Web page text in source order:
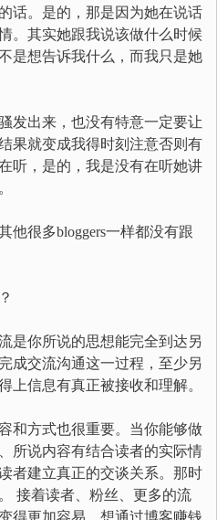
话。是的，那是因为她在说话
。其实她跟我说该做什么时候
是想告诉我什么，而我只是她
发出来，也没有特意一定要让
果就变成我得时刻注意否则有
听，是的，我是没有在听她讲
他很多bloggers一样都没有跟
是你所说的思想能完全到达另
成交流沟通这一过程，至少另
上信息有真正被接收和理解。
和方式也很重要。当你能够做
所说内容有结合读者的实际情
者建立真正的交谈关系。那时
接着读者、粉丝、更多的流
得更加容易，想通过博客赚钱